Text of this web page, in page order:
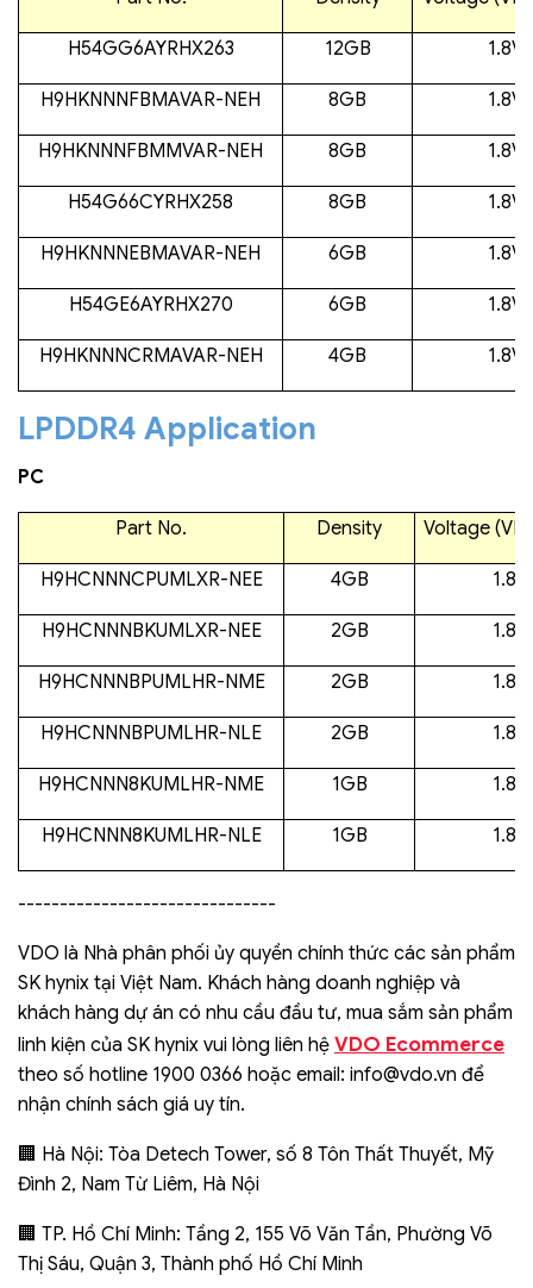
H54GG6AYRHX263 12GB 1.8V
H9HKNNNFBMAVAR-NEH 8GB 1.8V
H9HKNNNFBMMVAR-NEH 8GB 1.8V
H54G66CYRHX258 8GB 1.8V
H9HKNNNEBMAVAR-NEH 6GB 1.8V
H54GE6AYRHX270 6GB 1.8V
H9HKNNNCRMAVAR-NEH 4GB 1.8V
LPDDR4 Application
PC
Part No. Density Voltage
H9HCNNNCPUMLXR-NEE 4GB 1.8V
H9HCNNNBKUMLXR-NEE 2GB 1.8V
H9HCNNNBPUMLHR-NME 2GB 1.8V
H9HCNNNBPUMLHR-NLE 2GB 1.8V
H9HCNNN8KUMLHR-NME 1GB 1.8V
H9HCNNN8KUMLHR-NLE 1GB 1.8V
-------------------------------
VDO là Nhà phân phối ủy quyền chính thức các sản phẩm
SK hynix tại Việt Nam. Khách hàng doanh nghiệp và
khách hàng dự án có nhu cầu đầu tư, mua sắm sản phẩm
linh kiện của SK hynix vui lòng liên hệ VDO Ecommerce
theo số hotline 1900 0366 hoặc email: info@vdo.vn để
nhận chính sách giá uy tín.
🏢 Hà Nội: Tòa Detech Tower, số 8 Tôn Thất Thuyết, Mỹ
Đình 2, Nam Từ Liêm, Hà Nội
🏢 TP. Hồ Chí Minh: Tầng 2, 155 Võ Văn Tần, Phường Võ
Thị Sáu, Quận 3, Thành phố Hồ Chí Minh